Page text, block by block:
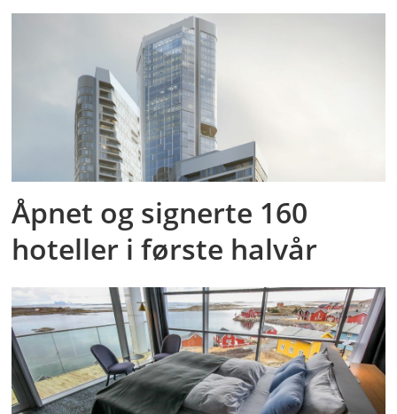
Åpnet og signerte 160
hoteller i første halvår